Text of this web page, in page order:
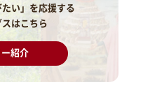
い」を応援する
はこちら
紹介